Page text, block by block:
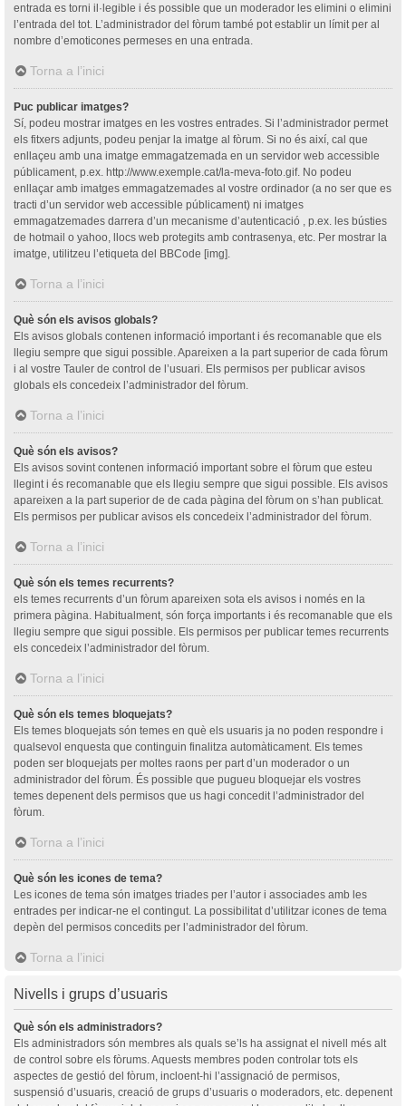
entrada es torni il·legible i és possible que un moderador les elimini o elimini
l’entrada del tot. L’administrador del fòrum també pot establir un límit per al
nombre d’emoticones permeses en una entrada.
Torna a l’inici
Puc publicar imatges?
Sí, podeu mostrar imatges en les vostres entrades. Si l’administrador permet
els fitxers adjunts, podeu penjar la imatge al fòrum. Si no és així, cal que
enllaçeu amb una imatge emmagatzemada en un servidor web accessible
públicament, p.ex. http://www.exemple.cat/la-meva-foto.gif. No podeu
enllaçar amb imatges emmagatzemades al vostre ordinador (a no ser que es
tracti d’un servidor web accessible públicament) ni imatges
emmagatzemades darrera d’un mecanisme d’autenticació , p.ex. les bústies
de hotmail o yahoo, llocs web protegits amb contrasenya, etc. Per mostrar la
imatge, utilitzeu l’etiqueta del BBCode [img].
Torna a l’inici
Què són els avisos globals?
Els avisos globals contenen informació important i és recomanable que els
llegiu sempre que sigui possible. Apareixen a la part superior de cada fòrum
i al vostre Tauler de control de l’usuari. Els permisos per publicar avisos
globals els concedeix l’administrador del fòrum.
Torna a l’inici
Què són els avisos?
Els avisos sovint contenen informació important sobre el fòrum que esteu
llegint i és recomanable que els llegiu sempre que sigui possible. Els avisos
apareixen a la part superior de de cada pàgina del fòrum on s’han publicat.
Els permisos per publicar avisos els concedeix l’administrador del fòrum.
Torna a l’inici
Què són els temes recurrents?
els temes recurrents d’un fòrum apareixen sota els avisos i només en la
primera pàgina. Habitualment, són força importants i és recomanable que els
llegiu sempre que sigui possible. Els permisos per publicar temes recurrents
els concedeix l’administrador del fòrum.
Torna a l’inici
Què són els temes bloquejats?
Els temes bloquejats són temes en què els usuaris ja no poden respondre i
qualsevol enquesta que continguin finalitza automàticament. Els temes
poden ser bloquejats per moltes raons per part d’un moderador o un
administrador del fòrum. És possible que pugueu bloquejar els vostres
temes depenent dels permisos que us hagi concedit l’administrador del
fòrum.
Torna a l’inici
Què són les icones de tema?
Les icones de tema són imatges triades per l’autor i associades amb les
entrades per indicar-ne el contingut. La possibilitat d’utilitzar icones de tema
depèn del permisos concedits per l’administrador del fòrum.
Torna a l’inici
Nivells i grups d’usuaris
Què són els administradors?
Els administradors són membres als quals se’ls ha assignat el nivell més alt
de control sobre els fòrums. Aquests membres poden controlar tots els
aspectes de gestió del fòrum, incloent-hi l’assignació de permisos,
suspensió d’usuaris, creació de grups d’usuaris o moderadors, etc. depenent